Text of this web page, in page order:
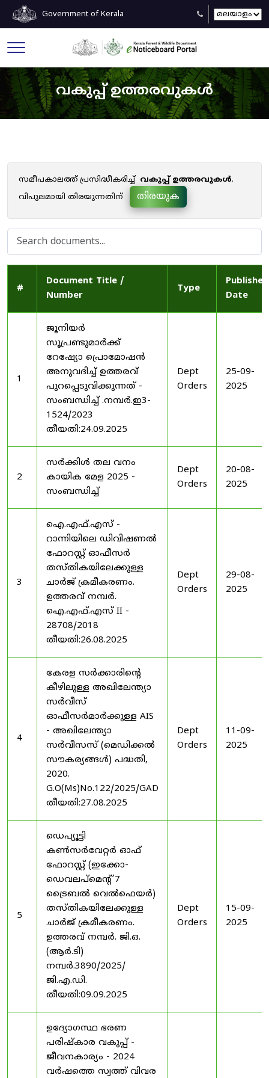
Government of Kerala
വകുപ്പ് ഉത്തരവുകൾ
സമീപകാലത്ത് പ്രസിദ്ധീകരിച്ച് വകുപ്പ് ഉത്തരവുകൾ.
വിപുലമായി തിരയുന്നതിന്
തിരയുക
#
Document Title /
Number
Type
Published
Date
1
ജൂനിയർ
സൂപ്രണ്ടുമാർക്ക്
റേഷ്യോ പ്രൊമോഷൻ
അനുവദിച്ച് ഉത്തരവ്
പുറപ്പെടുവിക്കുന്നത് -
സംബന്ധിച്ച് .നമ്പർ.ഇ3-
1524/2023
തീയതി:24.09.2025
Dept
Orders
25-09-
2025
2
സർക്കിൾ തല വനം
കായിക മേള 2025 -
സംബന്ധിച്ച്
Dept
Orders
20-08-
2025
3
ഐ.എഫ്.എസ് -
റാന്നിയിലെ ഡിവിഷണൽ
ഫോറസ്റ്റ് ഓഫീസർ
തസ്തികയിലേക്കുള്ള
ചാർജ് ക്രമീകരണം.
ഉത്തരവ് നമ്പർ.
ഐ.എഫ്.എസ് II -
28708/2018
തീയതി:26.08.2025
Dept
Orders
29-08-
2025
4
കേരള സർക്കാരിന്റെ
കീഴിലുള്ള അഖിലേന്ത്യാ
സർവീസ്
ഓഫീസർമാർക്കുള്ള AIS
- അഖിലേന്ത്യാ
സർവീസസ് (മെഡിക്കൽ
സൗകര്യങ്ങൾ) പദ്ധതി,
2020.
G.O(Ms)No.122/2025/GAD
തീയതി:27.08.2025
Dept
Orders
11-09-
2025
5
ഡെപ്യൂട്ടി
കൺസർവേറ്റർ ഓഫ്
ഫോറസ്റ്റ് (ഇക്കോ-
ഡെവലപ്മെന്റ് 7
ട്രൈബൽ വെൽഫെയർ)
തസ്തികയിലേക്കുള്ള
ചാർജ് ക്രമീകരണം.
ഉത്തരവ് നമ്പർ. ജി.ഒ.
(ആർ.ടി)
നമ്പർ.3890/2025/
ജി.എ.ഡി.
തീയതി:09.09.2025
Dept
Orders
15-09-
2025
ഉദ്യോഗസ്ഥ ഭരണ
പരിഷ്കാര വകുപ്പ് -
ജീവനകാര്യം - 2024
വർഷത്തെ സ്വത്ത് വിവര